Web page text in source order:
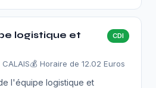
logistique et
CDI
💰 Horaire de 12.02 Euros
l'équipe logistique et